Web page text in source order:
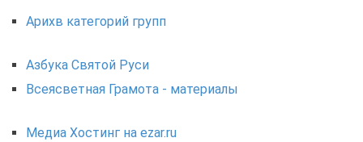
Арихв категорий групп
Азбука Святой Руси
Всеясветная Грамота - материалы
Медиа Хостинг на ezar.ru